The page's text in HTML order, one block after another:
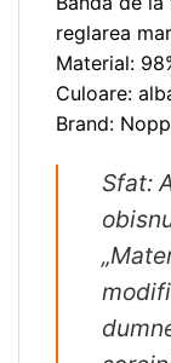
reglarea
Material:
Culoare:
Brand:
Sfat: